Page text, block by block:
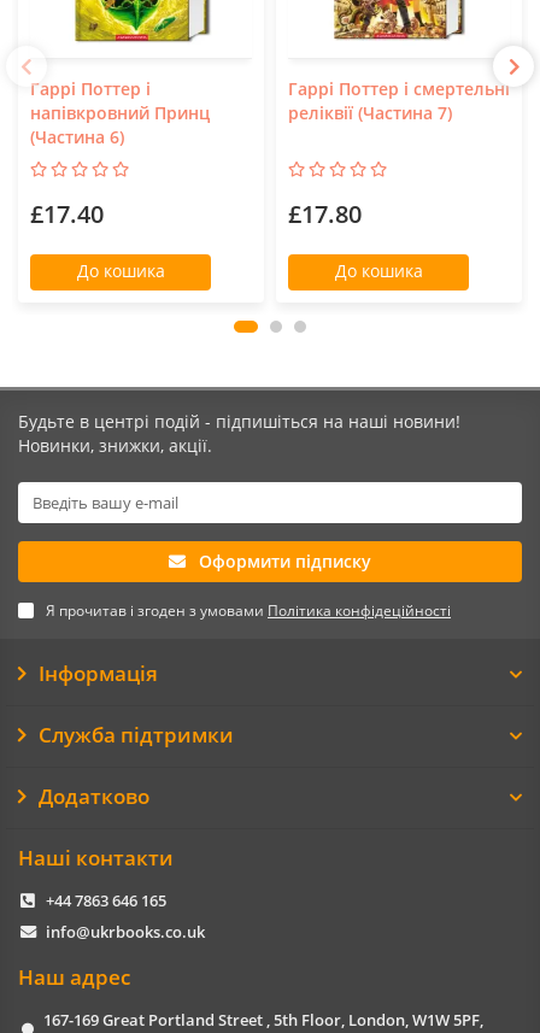
Гаррі Поттер і
напівкровний Принц
(Частина 6)
£17.40
До кошика
Гаррі Поттер і смертельні
реліквії (Частина 7)
£17.80
До кошика
Будьте в центрі подій - підпишіться на наші новини!
Новинки, знижки, акції.
Оформити підписку
Я прочитав і згоден з умовами Політика конфідеційності
Інформація
Служба підтримки
Додатково
Наші контакти
+44 7863 646 165
info@ukrbooks.co.uk
Наш адрес
167-169 Great Portland Street , 5th Floor, London, W1W 5PF,